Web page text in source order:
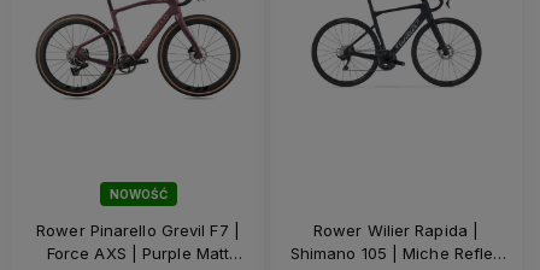
NOWOŚĆ
Rower Pinarello Grevil F7 |
Force AXS | Purple Matt
Rower Wilier Rapida |
Shimano 105 | Miche Reflex